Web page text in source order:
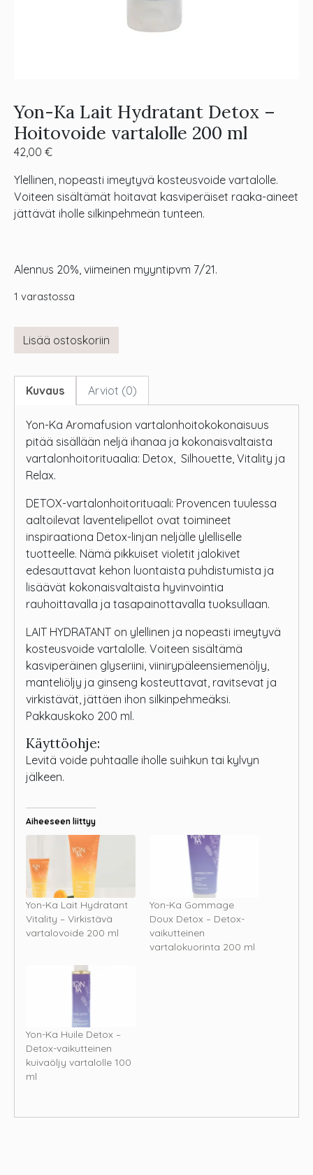
Yon-Ka Lait Hydratant Detox –
Hoitovoide vartalolle 200 ml
42,00 €
Ylellinen, nopeasti imeytyvä kosteusvoide vartalolle.
Voiteen sisältämät hoitavat kasviperäiset raaka-aineet
jättävät iholle silkinpehmeän tunteen.
Alennus 20%, viimeinen myyntipvm 7/21.
1 varastossa
Lisää ostoskoriin
Kuvaus Arviot (0)
Yon-Ka Aromafusion vartalonhoitokokonaisuus
pitää sisällään neljä ihanaa ja kokonaisvaltaista
vartalonhoitorituaalia: Detox, Silhouette, Vitality ja
Relax.
DETOX-vartalonhoitorituaali: Provencen tuulessa
aaltoilevat laventelipellot ovat toimineet
inspiraationa Detox-linjan neljälle ylelliselle
tuotteelle. Nämä pikkuiset violetit jalokivet
edesauttavat kehon luontaista puhdistumista ja
lisäävät kokonaisvaltaista hyvinvointia
rauhoittavalla ja tasapainottavalla tuoksullaan.
LAIT HYDRATANT on ylellinen ja nopeasti imeytyvä
kosteusvoide vartalolle. Voiteen sisältämä
kasviperäinen glyseriini, viinirypäleensiemenöljy,
manteliöljy ja ginseng kosteuttavat, ravitsevat ja
virkistävät, jättäen ihon silkinpehmeäksi.
Pakkauskoko 200 ml.
Käyttöohje:
Levitä voide puhtaalle iholle suihkun tai kylvyn
jälkeen.
Aiheeseen liittyy
Yon-Ka Lait Hydratant
Vitality – Virkistävä
vartalovoide 200 ml
Yon-Ka Gommage
Doux Detox – Detox-
vaikutteinen
vartalokuorinta 200 ml
Yon-Ka Huile Detox –
Detox-vaikutteinen
kuivaöljy vartalolle 100
ml